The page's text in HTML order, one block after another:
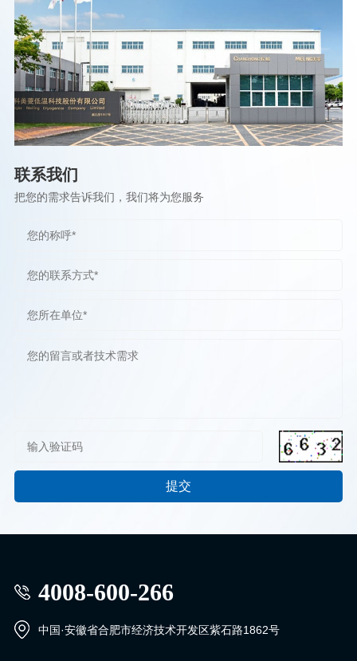
联系我们
把您的需求告诉我们，我们将为您服务
4008-600-266
中国·安徽省合肥市经济技术开发区紫石路1862号